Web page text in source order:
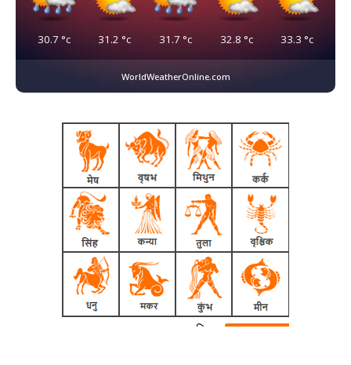
30.7 °c 31.2 °c 31.7 °c 32.8 °c 33.3 °c
WorldWeatherOnline.com